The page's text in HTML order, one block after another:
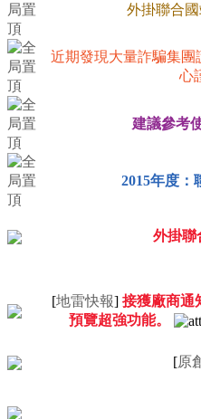
外掛聯合
近期發現大量詐騙集
心
建議參考
2015年度：
外掛聯
[地雷快報] 接獲廠商通
預覽超強功能。
[原